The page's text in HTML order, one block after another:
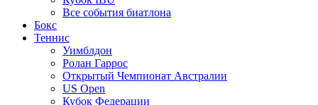
Все события биатлона
Бокс
Теннис
Уимблдон
Ролан Гаррос
Открытый Чемпионат Австралии
US Open
Кубок Федерации